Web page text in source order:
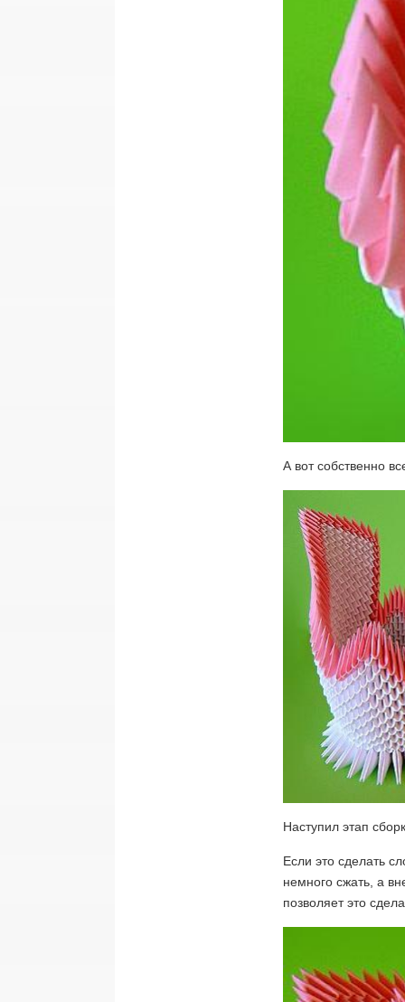
А вот собственно
Наступил этап
Если это сделать
немного сжать, а
позволяет это